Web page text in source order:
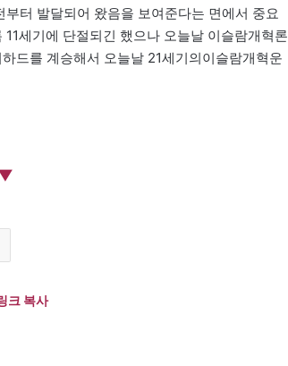
터 발달되어 왔음을 보여준다는 면에서 중요
세기에 단절되긴 했으나 오늘날 이슬람개혁론
드를 계승해서 오늘날 21세기의이슬람개혁운
▼
크 복사